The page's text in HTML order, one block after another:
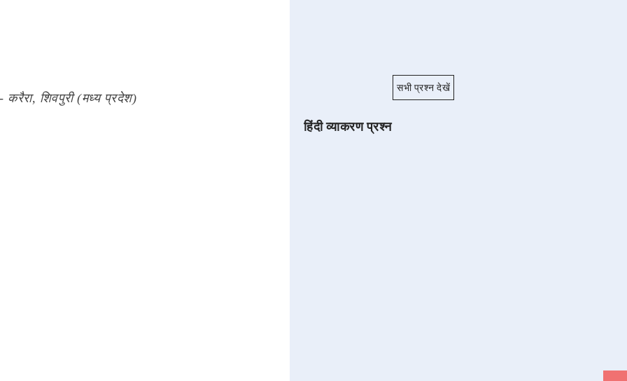
करैरा, शिवपुरी (मध्य प्रदेश)
सभी प्रश्न देखें
हिंदी व्याकरण प्रश्न